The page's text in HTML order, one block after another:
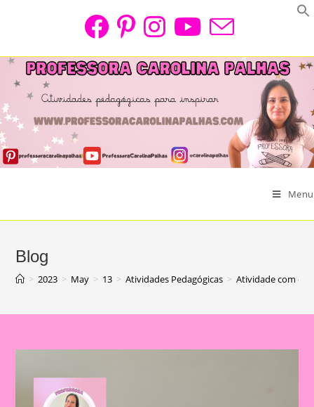
Menu
Blog
> 2023 > May > 13 > Atividades Pedagógicas > Atividade com o